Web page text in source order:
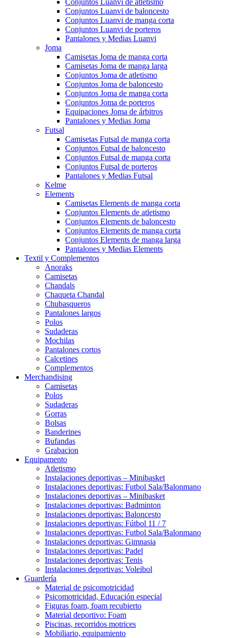
Conjuntos Luanvi de atletismo
Conjuntos Luanvi de baloncesto
Conjuntos Luanvi de manga corta
Conjuntos Luanvi de porteros
Pantalones y Medias Luanvi
Joma
Camisetas Joma de manga corta
Camisetas Joma de manga larga
Conjuntos Joma de atletismo
Conjuntos Joma de baloncesto
Conjuntos Joma de manga corta
Conjuntos Joma de porteros
Equipaciones Joma de árbitros
Pantalones y Medias Joma
Futsal
Camisetas Futsal de manga corta
Conjuntos Futsal de baloncesto
Conjuntos Futsal de manga corta
Conjuntos Futsal de porteros
Pantalones y Medias Futsal
Kelme
Elements
Camisetas Elements de manga corta
Conjuntos Elements de atletismo
Conjuntos Elements de baloncesto
Conjuntos Elements de manga corta
Conjuntos Elements de manga larga
Pantalones y Medias Elements
Textil y Complementos
Anoraks
Camisetas
Chandals
Chaqueta Chandal
Chubasqueros
Pantalones largos
Polos
Sudaderas
Mochilas
Pantalones cortos
Calcetines
Complementos
Merchandising
Camisetas
Polos
Sudaderas
Gorras
Bolsas
Banderines
Bufandas
Grabacion
Equipamento
Atletismo
Instalaciones deportivas – Minibasket
Instalaciones deportivas: Futbol Sala/Balonmano
Instalaciones deportivas – Minibasket
Instalaciones deportivas: Badminton
Instalaciones deportivas: Baloncesto
Instalaciones deportivas: Fútbol 11 / 7
Instalaciones deportivas: Futbol Sala/Balonmano
Instalaciones deportivas: Gimnasia
Instalaciones deportivas: Padel
Instalaciones deportivas: Tenis
Instalaciones deportivas: Voleibol
Guardería
Material de psicomotricidad
Psicomotricidad, Educación especial
Figuras foam, foam recubierto
Material deportivo: Foam
Piscinas, recorridos motrices
Mobiliario, equipamiento